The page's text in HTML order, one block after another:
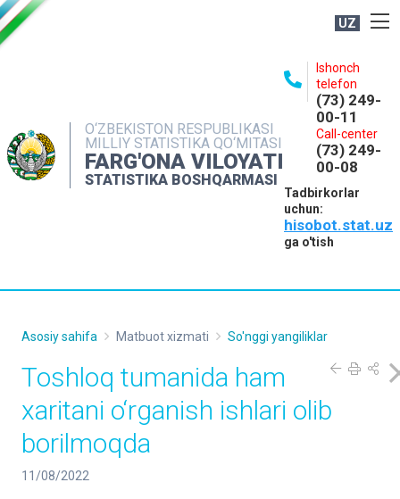
UZ
O‘ZBEKISTON RESPUBLIKASI
MILLIY STATISTIKA QO‘MITASI
FARG'ONA VILOYATI
STATISTIKA BOSHQARMASI
Ishonch
telefon
(73) 249-
00-11
Call-center
(73) 249-
00-08
Tadbirkorlar
uchun:
hisobot.stat.uz
ga o'tish
NASHRLAR
INTERAKTIV XIZMATLAR
MATBUOT XIZMATI
Asosiy sahifa Matbuot xizmati So'nggi yangiliklar
Toshloq tumanida ham
xaritani o‘rganish ishlari olib
borilmoqda
11/08/2022